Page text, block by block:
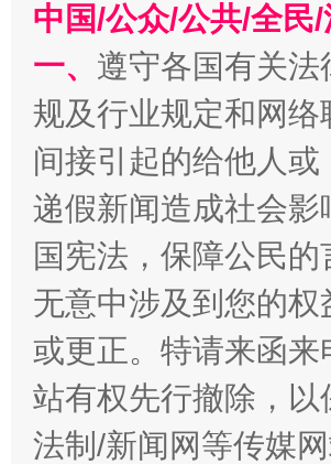
中国/公众/公共/全民
一、 遵守各国有关
规及行业规定和网
间接引起的给他人
递假新闻造成社会
国宪法，保障公民
无意中涉及到您的
或更正。特请来函
站有权先行撤除，
法制/新闻网等传媒